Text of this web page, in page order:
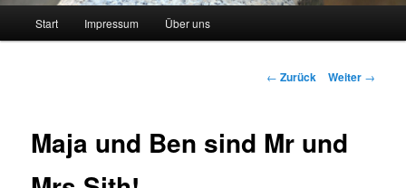
Start Impressum Über uns
Beitrags-
← Zurück Weiter →
Maja und Ben sind Mr und